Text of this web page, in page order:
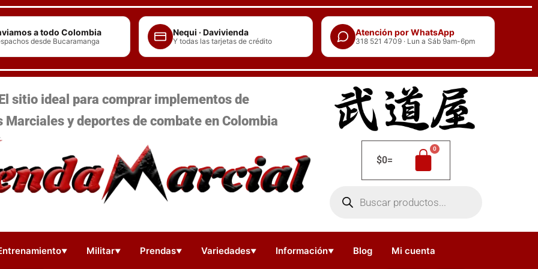
a todo Colombia
desde Bucaramanga
Nequi · Davivienda
Y todas las tarjetas de crédito
Atención por WhatsApp
318 521 4709 · Lun a Sáb 9am-6pm
sitio ideal para comprar implementos de
Marciales y deportes de combate en Colombia
$0=
productos
▼ Militar▼ Prendas▼ Variedades▼ Información▼ Blog Mi cuenta